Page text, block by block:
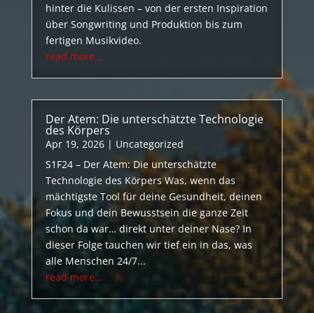
hinter die Kulissen – von der ersten Inspiration
über Songwriting und Produktion bis zum
fertigen Musikvideo.
read more...
Der Atem: Die unterschätzte Technologie
des Körpers
Apr 19, 2026| Uncategorized
S1F24 – Der Atem: Die unterschätzte
Technologie des Körpers Was, wenn das
mächtigste Tool für deine Gesundheit, deinen
Fokus und dein Bewusstsein die ganze Zeit
schon da war… direkt unter deiner Nase? In
dieser Folge tauchen wir tief ein in das, was
alle Menschen 24/7...
read more...